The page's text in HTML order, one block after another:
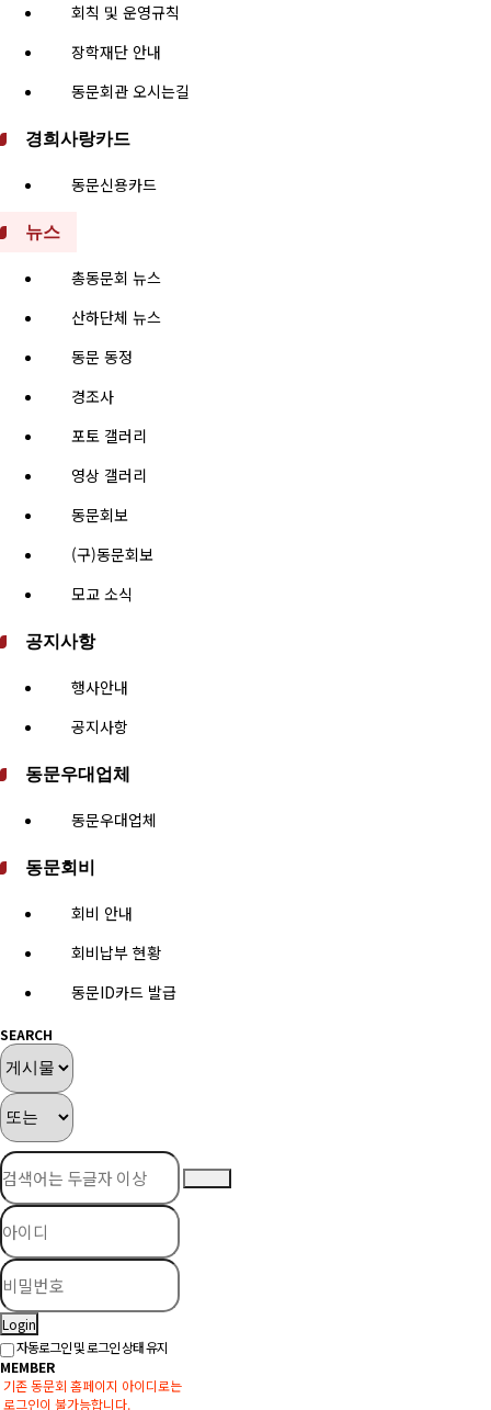
회칙 및 운영규칙
장학재단 안내
동문회관 오시는길
경희사랑카드
동문신용카드
뉴스
총동문회 뉴스
산하단체 뉴스
동문 동정
경조사
포토 갤러리
영상 갤러리
동문회보
(구)동문회보
모교 소식
공지사항
행사안내
공지사항
동문우대업체
동문우대업체
동문회비
회비 안내
회비납부 현황
동문ID카드 발급
SEARCH
Login
자동로그인 및 로그인 상태 유지
MEMBER
기존 동문회 홈페이지 아이디로는
로그인이 불가능합니다.